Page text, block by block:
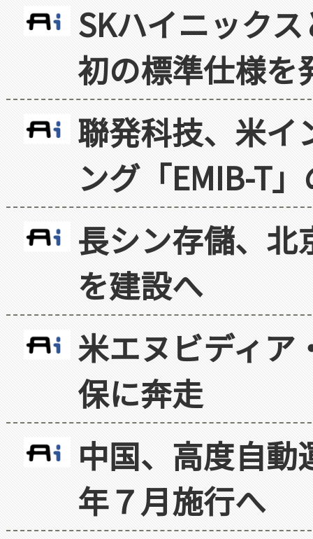
SKハイニック
初の標準仕様を
聯発科技、米イ
ング「EMIB-T
長シン存儲、北
を建設へ
米エヌビディア
保に奔走
中国、高度自
年７月施行へ